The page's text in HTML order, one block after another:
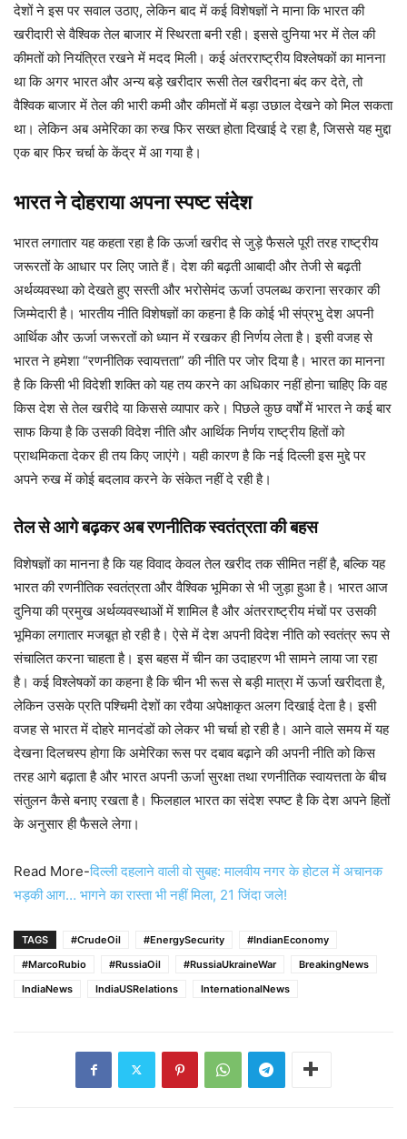
देशों ने इस पर सवाल उठाए, लेकिन बाद में कई विशेषज्ञों ने माना कि भारत की
खरीदारी से वैश्विक तेल बाजार में स्थिरता बनी रही। इससे दुनिया भर में तेल की
कीमतों को नियंत्रित रखने में मदद मिली। कई अंतरराष्ट्रीय विश्लेषकों का मानना
था कि अगर भारत और अन्य बड़े खरीदार रूसी तेल खरीदना बंद कर देते, तो
वैश्विक बाजार में तेल की भारी कमी और कीमतों में बड़ा उछाल देखने को मिल सकता
था। लेकिन अब अमेरिका का रुख फिर सख्त होता दिखाई दे रहा है, जिससे यह मुद्दा
एक बार फिर चर्चा के केंद्र में आ गया है।
भारत ने दोहराया अपना स्पष्ट संदेश
भारत लगातार यह कहता रहा है कि ऊर्जा खरीद से जुड़े फैसले पूरी तरह राष्ट्रीय
जरूरतों के आधार पर लिए जाते हैं। देश की बढ़ती आबादी और तेजी से बढ़ती
अर्थव्यवस्था को देखते हुए सस्ती और भरोसेमंद ऊर्जा उपलब्ध कराना सरकार की
जिम्मेदारी है। भारतीय नीति विशेषज्ञों का कहना है कि कोई भी संप्रभु देश अपनी
आर्थिक और ऊर्जा जरूरतों को ध्यान में रखकर ही निर्णय लेता है। इसी वजह से
भारत ने हमेशा “रणनीतिक स्वायत्तता” की नीति पर जोर दिया है। भारत का मानना
है कि किसी भी विदेशी शक्ति को यह तय करने का अधिकार नहीं होना चाहिए कि वह
किस देश से तेल खरीदे या किससे व्यापार करे। पिछले कुछ वर्षों में भारत ने कई बार
साफ किया है कि उसकी विदेश नीति और आर्थिक निर्णय राष्ट्रीय हितों को
प्राथमिकता देकर ही तय किए जाएंगे। यही कारण है कि नई दिल्ली इस मुद्दे पर
अपने रुख में कोई बदलाव करने के संकेत नहीं दे रही है।
तेल से आगे बढ़कर अब रणनीतिक स्वतंत्रता की बहस
विशेषज्ञों का मानना है कि यह विवाद केवल तेल खरीद तक सीमित नहीं है, बल्कि यह
भारत की रणनीतिक स्वतंत्रता और वैश्विक भूमिका से भी जुड़ा हुआ है। भारत आज
दुनिया की प्रमुख अर्थव्यवस्थाओं में शामिल है और अंतरराष्ट्रीय मंचों पर उसकी
भूमिका लगातार मजबूत हो रही है। ऐसे में देश अपनी विदेश नीति को स्वतंत्र रूप से
संचालित करना चाहता है। इस बहस में चीन का उदाहरण भी सामने लाया जा रहा
है। कई विश्लेषकों का कहना है कि चीन भी रूस से बड़ी मात्रा में ऊर्जा खरीदता है,
लेकिन उसके प्रति पश्चिमी देशों का रवैया अपेक्षाकृत अलग दिखाई देता है। इसी
वजह से भारत में दोहरे मानदंडों को लेकर भी चर्चा हो रही है। आने वाले समय में यह
देखना दिलचस्प होगा कि अमेरिका रूस पर दबाव बढ़ाने की अपनी नीति को किस
तरह आगे बढ़ाता है और भारत अपनी ऊर्जा सुरक्षा तथा रणनीतिक स्वायत्तता के बीच
संतुलन कैसे बनाए रखता है। फिलहाल भारत का संदेश स्पष्ट है कि देश अपने हितों
के अनुसार ही फैसले लेगा।
Read More-दिल्ली दहलाने वाली वो सुबह: मालवीय नगर के होटल में अचानक
भड़की आग… भागने का रास्ता भी नहीं मिला, 21 जिंदा जले!
TAGS #CrudeOil #EnergySecurity
#IndianEconomy
#MarcoRubio
#RussiaOil #RussiaUkraineWar
BreakingNews
IndiaNews
IndiaUSRelations InternationalNews